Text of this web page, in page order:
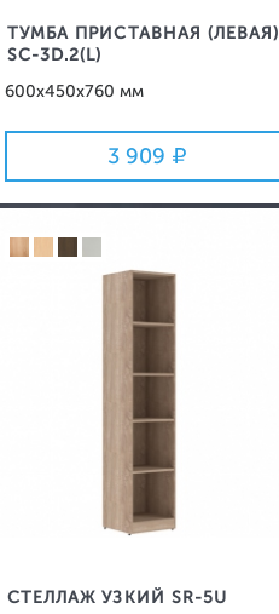
ТУМБА ПРИСТАВНАЯ (ЛЕВАЯ)
SC-3D.2(L)
600x450x760 мм
3 909
СТЕЛЛАЖ УЗКИЙ SR-5U